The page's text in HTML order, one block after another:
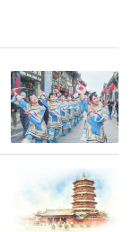
新，
，省商务厅